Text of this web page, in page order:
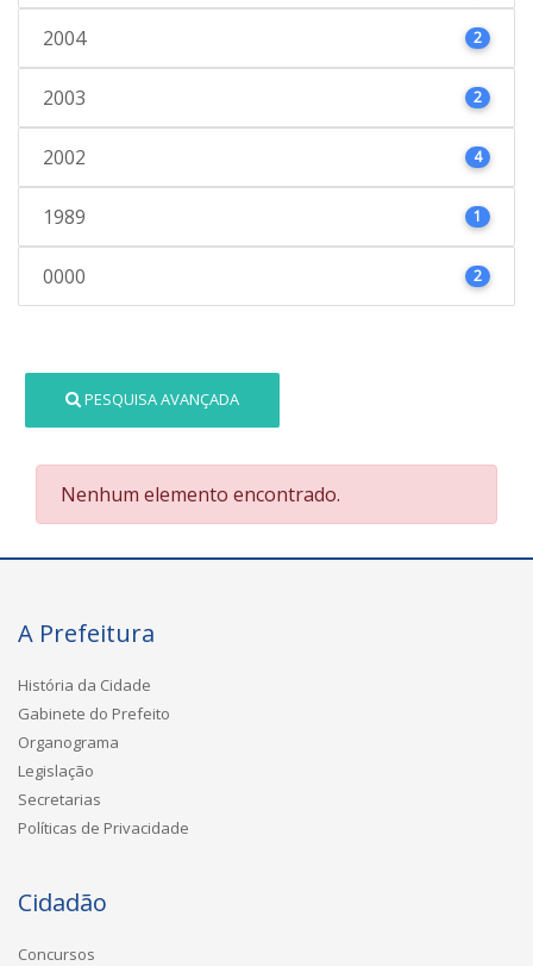
2004 2
2003 2
2002 4
1989 1
0000 2
PESQUISA AVANÇADA
Nenhum elemento encontrado.
A Prefeitura
História da Cidade
Gabinete do Prefeito
Organograma
Legislação
Secretarias
Políticas de Privacidade
Cidadão
Concursos